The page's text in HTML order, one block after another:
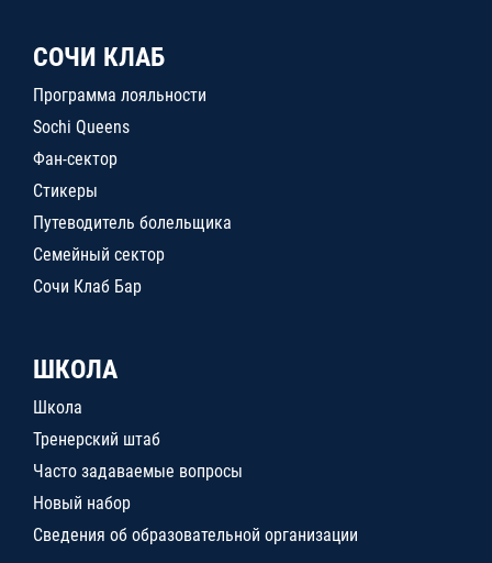
СОЧИ КЛАБ
Программа лояльности
Sochi Queens
Фан-сектор
Стикеры
Путеводитель болельщика
Семейный сектор
Сочи Клаб Бар
ШКОЛА
Школа
Тренерский штаб
Часто задаваемые вопросы
Новый набор
Сведения об образовательной организации